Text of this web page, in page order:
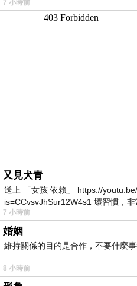
7 小時前
又見犬青
送上 「女孩 依賴」 https://
is=CCvsvJhSur12W4s1 壞習慣，非
我害怕的
7 小時前
婚姻
維持關係的目的是合作，不要什麼
8 小時前